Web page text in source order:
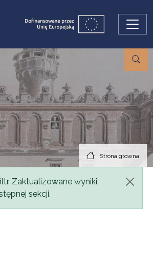
Strona główna
Zaktualizowane wyniki
sekcji.